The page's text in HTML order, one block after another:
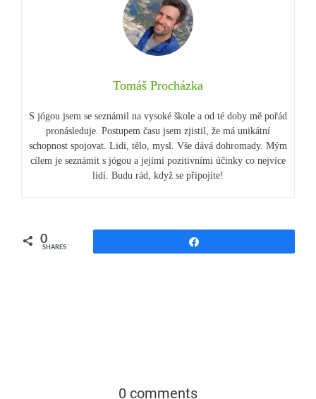
Tomáš Procházka
S jógou jsem se seznámil na vysoké škole a od té doby mě pořád
pronásleduje. Postupem času jsem zjistil, že má unikátní
schopnost spojovat. Lidi, tělo, mysl. Vše dává dohromady. Mým
cílem je seznámit s jógou a jejími pozitivními účinky co nejvíce
lidí. Budu rád, když se připojíte!
0
SHARES
0 comments